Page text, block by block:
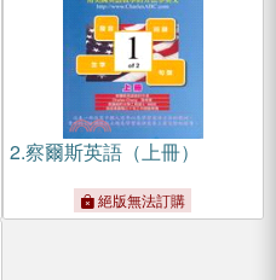
2.察爾斯英語（上冊）
絕版無法訂購